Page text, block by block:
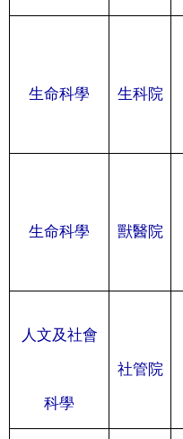
生命科學 生科院
生命科學 獸醫院
人文及社會
科學
社管院